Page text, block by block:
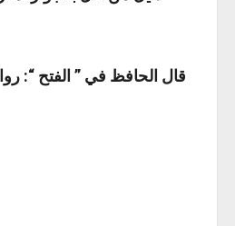
قال الحافظ في ” الفتح “: